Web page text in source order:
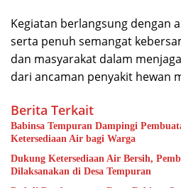
Kegiatan berlangsung dengan
serta penuh semangat
dan masyarakat dalam
dari ancaman penyakit hewan
Berita Terkait
Babinsa Tempuran Dampingi
Ketersediaan Air bagi Warga
Dukung Ketersediaan Air Bersih,
Dilaksanakan di Desa Tempuran